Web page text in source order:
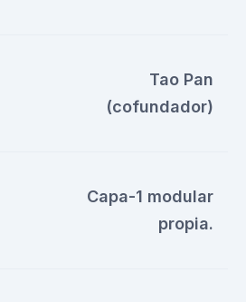
Tao Pan
(cofundador)
Capa-1 modular
propia.